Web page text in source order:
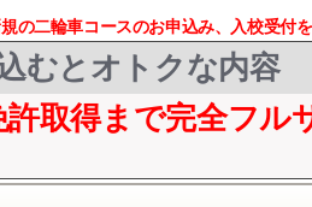
の二輪車コースのお申込み、入校受付
むとオトクな内容
取得まで完全フル